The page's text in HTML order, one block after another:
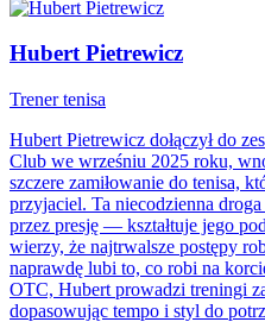
Hubert Pietrewicz
Trener tenisa
Hubert Pietrewicz dołączył do
Club we wrześniu 2025 roku,
szczere zamiłowanie do tenisa,
przyjaciel. Ta niecodzienna
przez presję — kształtuje jego
wierzy, że najtrwalsze postępy
naprawdę lubi to, co robi na
OTC, Hubert prowadzi treningi
dopasowując tempo i styl do